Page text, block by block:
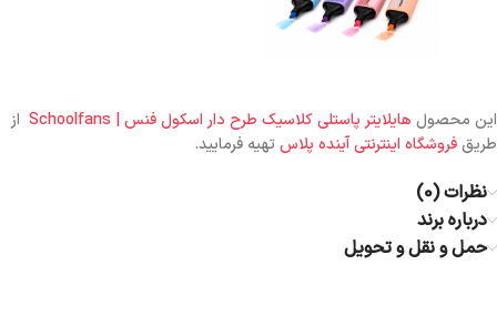
این محصول هایلایتر پاستلی کلاسیک طرح دار اسکول فنس | Schoolfans
از
طریقفروشگاه اینترنتی آینده پلاستهیه فرمایید.
نظرات (0)
درباره برند
حمل و نقل و تحویل